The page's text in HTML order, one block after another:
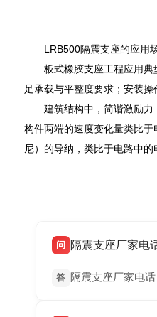
LRB500隔震支座的应用
板式橡胶支座工程应用
足承载与平整度要求；安装操
建筑结构中，简谐激励
构件两端的速度变化量类比
尼）的导纳，类比于电路中的
问 隔震支座厂家电
答 隔震支座厂家电